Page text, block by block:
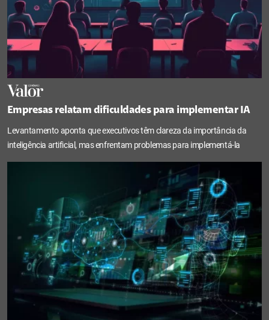
Empresas relatam dificuldades para implementar IA
Levantamento aponta que executivos têm clareza da importância da
inteligência artificial, mas enfrentam problemas para implementá-la